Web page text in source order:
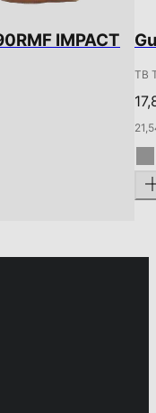
IMPACT
TB